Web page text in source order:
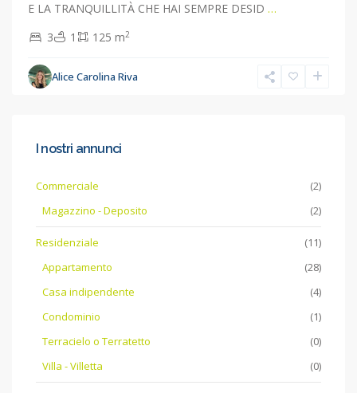
E LA TRANQUILLITÀ CHE HAI SEMPRE DESID …
3
1 125 m2
Alice Carolina Riva
I nostri annunci
Commerciale
(2)
Magazzino - Deposito
(2)
Residenziale
(11)
Appartamento
(28)
Casa indipendente
(4)
Condominio
(1)
Terracielo o Terratetto
(0)
Villa - Villetta
(0)